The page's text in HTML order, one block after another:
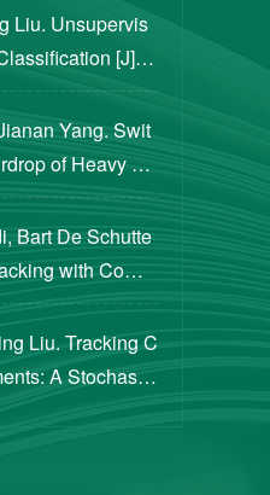
Liu. Unsupervis
[J]. S
1415...
Yang. Swit
of Heavy Pa
2023...
Bart De Schutte
with Compl
Cont...
Liu. Tracking C
A Stochastic